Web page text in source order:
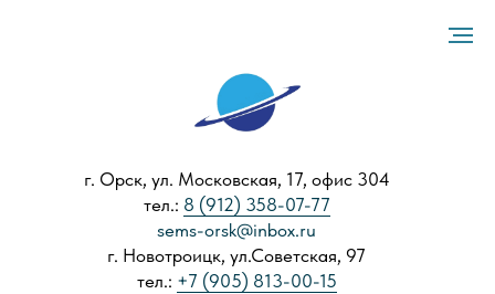
г. Орск, ул. Московская, 17, офис 304
тел.: 8 (912) 358-07-77
sems-orsk@inbox.ru
г. Новотроицк, ул.Советская, 97
тел.: +7 (905) 813-00-15